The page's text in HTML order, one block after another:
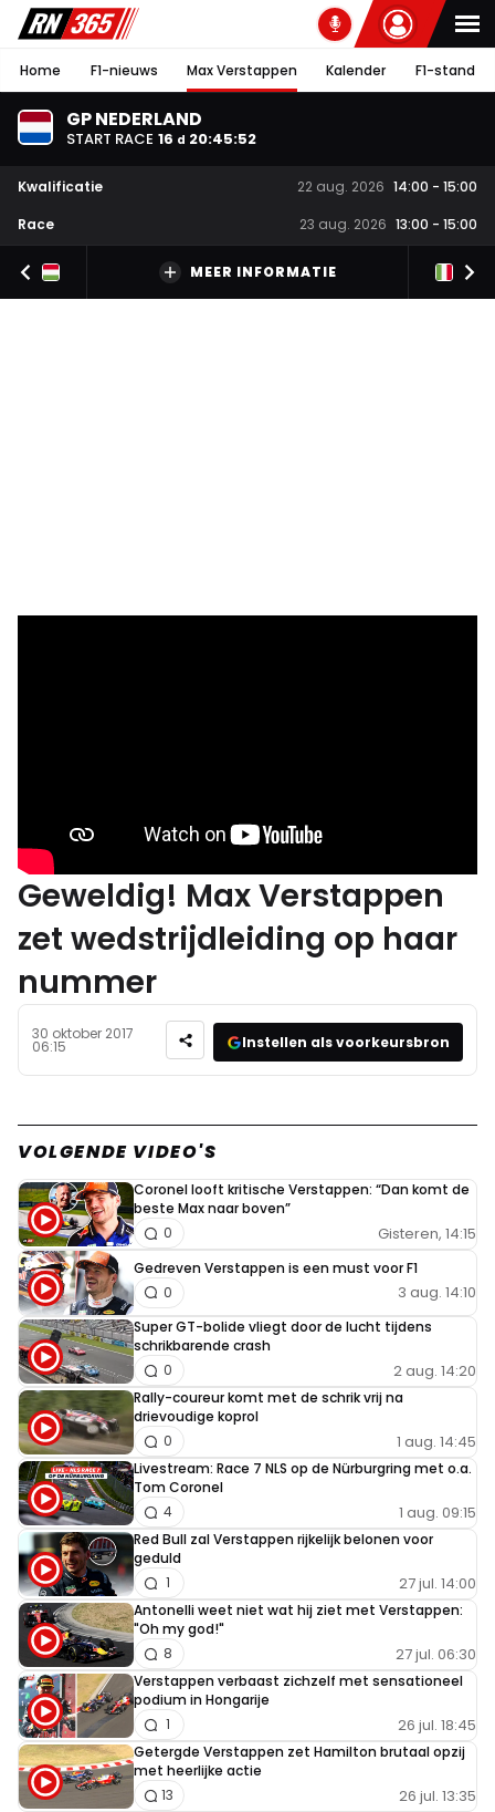
Home F1-nieuws Max Verstappen Kalender F1-stand
GP NEDERLAND
START RACE 16 d 20:45:51
Kwalificatie 22 aug. 2026 14:00 - 15:00
Race
23 aug. 2026 13:00 - 15:00
MEER INFORMATIE
Geweldig! Max Verstappen
zet wedstrijdleiding op haar
nummer
30 oktober 2017
06:15 Instellen als voorkeursbron
VOLGENDE VIDEO'S
Coronel looft kritische Verstappen: “Dan komt de
beste Max naar boven”
Gisteren, 14:15
0
Gedreven Verstappen is een must voor F1
3 aug. 14:10
0
Super GT-bolide vliegt door de lucht tijdens
schrikbarende crash
2 aug. 14:20
0
Rally-coureur komt met de schrik vrij na
drievoudige koprol
1 aug. 14:45
0
Livestream: Race 7 NLS op de Nürburgring met o.a.
Tom Coronel
1 aug. 09:15
4
Red Bull zal Verstappen rijkelijk belonen voor
geduld
27 jul. 14:00
1
Antonelli weet niet wat hij ziet met Verstappen:
"Oh my god!"
27 jul. 06:30
8
Verstappen verbaast zichzelf met sensationeel
podium in Hongarije
26 jul. 18:45
1
Getergde Verstappen zet Hamilton brutaal opzij
met heerlijke actie
26 jul. 13:35
13